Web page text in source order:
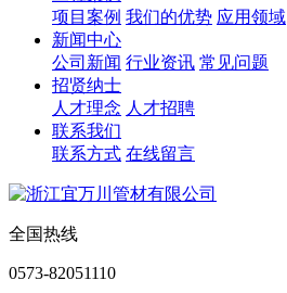
项目案例 我们的优势 应用领域
新闻中心
公司新闻 行业资讯 常见问题
招贤纳士
人才理念 人才招聘
联系我们
联系方式 在线留言
全国热线
0573-82051110